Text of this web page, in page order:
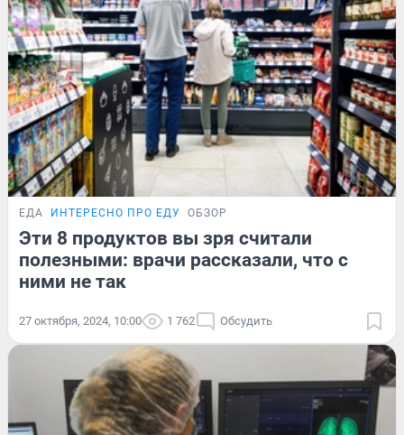
ЕДА ИНТЕРЕСНО ПРО ЕДУ ОБЗОР
Эти 8 продуктов вы зря считали
полезными: врачи рассказали, что с
ними не так
27 октября, 2024, 10:00 1 762 Обсудить